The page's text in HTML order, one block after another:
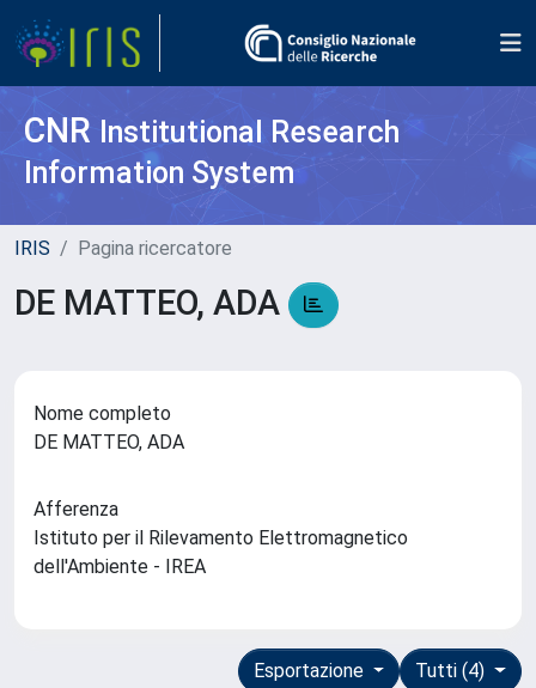
CNR Institutional Research
Information System
IRIS Pagina ricercatore
DE MATTEO, ADA
Nome completo
DE MATTEO, ADA
Afferenza
Istituto per il Rilevamento Elettromagnetico
dell'Ambiente - IREA
Tutti (4)
Esportazione